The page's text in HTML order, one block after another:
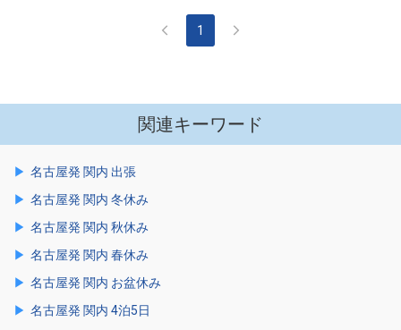
1
関連キーワード
名古屋発 関内 出張
名古屋発 関内 冬休み
名古屋発 関内 秋休み
名古屋発 関内 春休み
名古屋発 関内 お盆休み
名古屋発 関内 4泊5日